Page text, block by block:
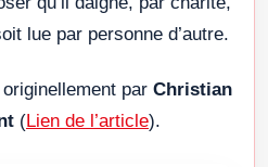
lue par personne d’autre.
par Christian
(Lien de l’article).